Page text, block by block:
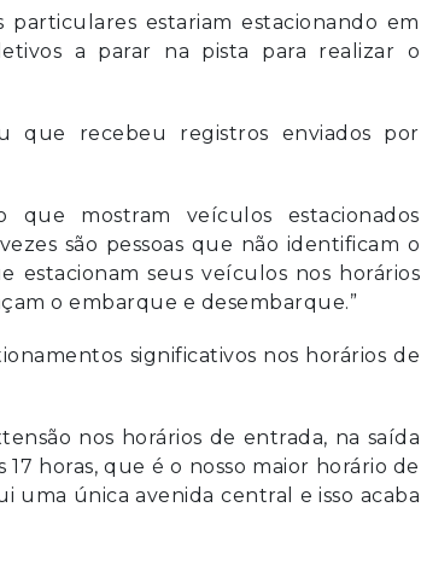
estariam estacionando em
a parar na pista para realizar o
que recebeu registros enviados por
mostram veículos estacionados
são pessoas que não identificam o
estacionam seus veículos nos horários
o embarque e desembarque.”
significativos nos horários de
nos horários de entrada, na saída
horas, que é o nosso maior horário de
uma única avenida central e isso acaba